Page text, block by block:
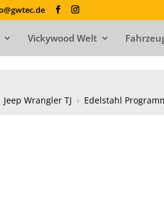
Vickywood Welt
Jeep Wrangler TJ › Edelstahl